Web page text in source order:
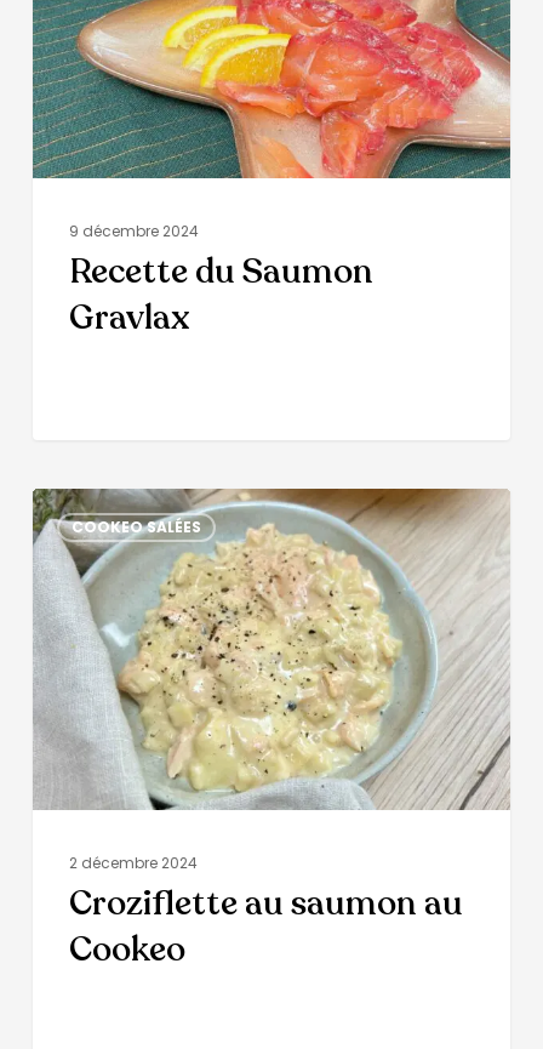
9 décembre 2024
Recette du Saumon
Gravlax
COOKEO SALÉES
2 décembre 2024
Croziflette au saumon au
Cookeo